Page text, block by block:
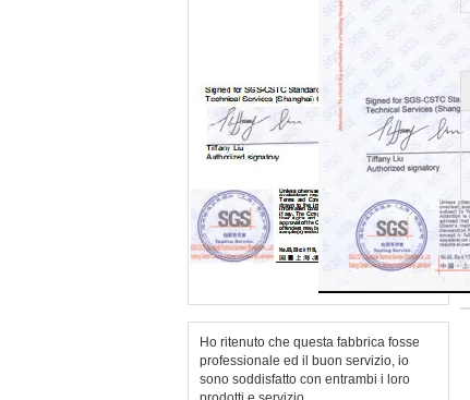
Ho ritenuto che questa fabbrica fosse
professionale ed il buon servizio, io
sono soddisfatto con entrambi i loro